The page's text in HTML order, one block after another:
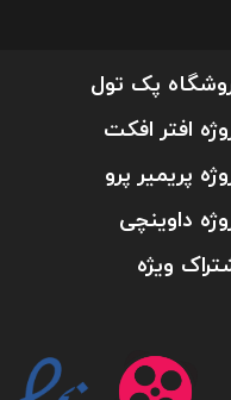
پک تول
افتر افکت
پریمیر پرو
داوینچی
ویژه